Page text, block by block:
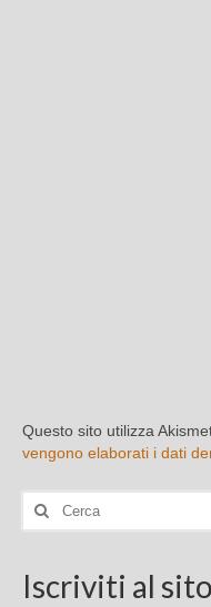
Questo sito utilizza
vengono elaborati i dati
Cerca:
Iscriviti al